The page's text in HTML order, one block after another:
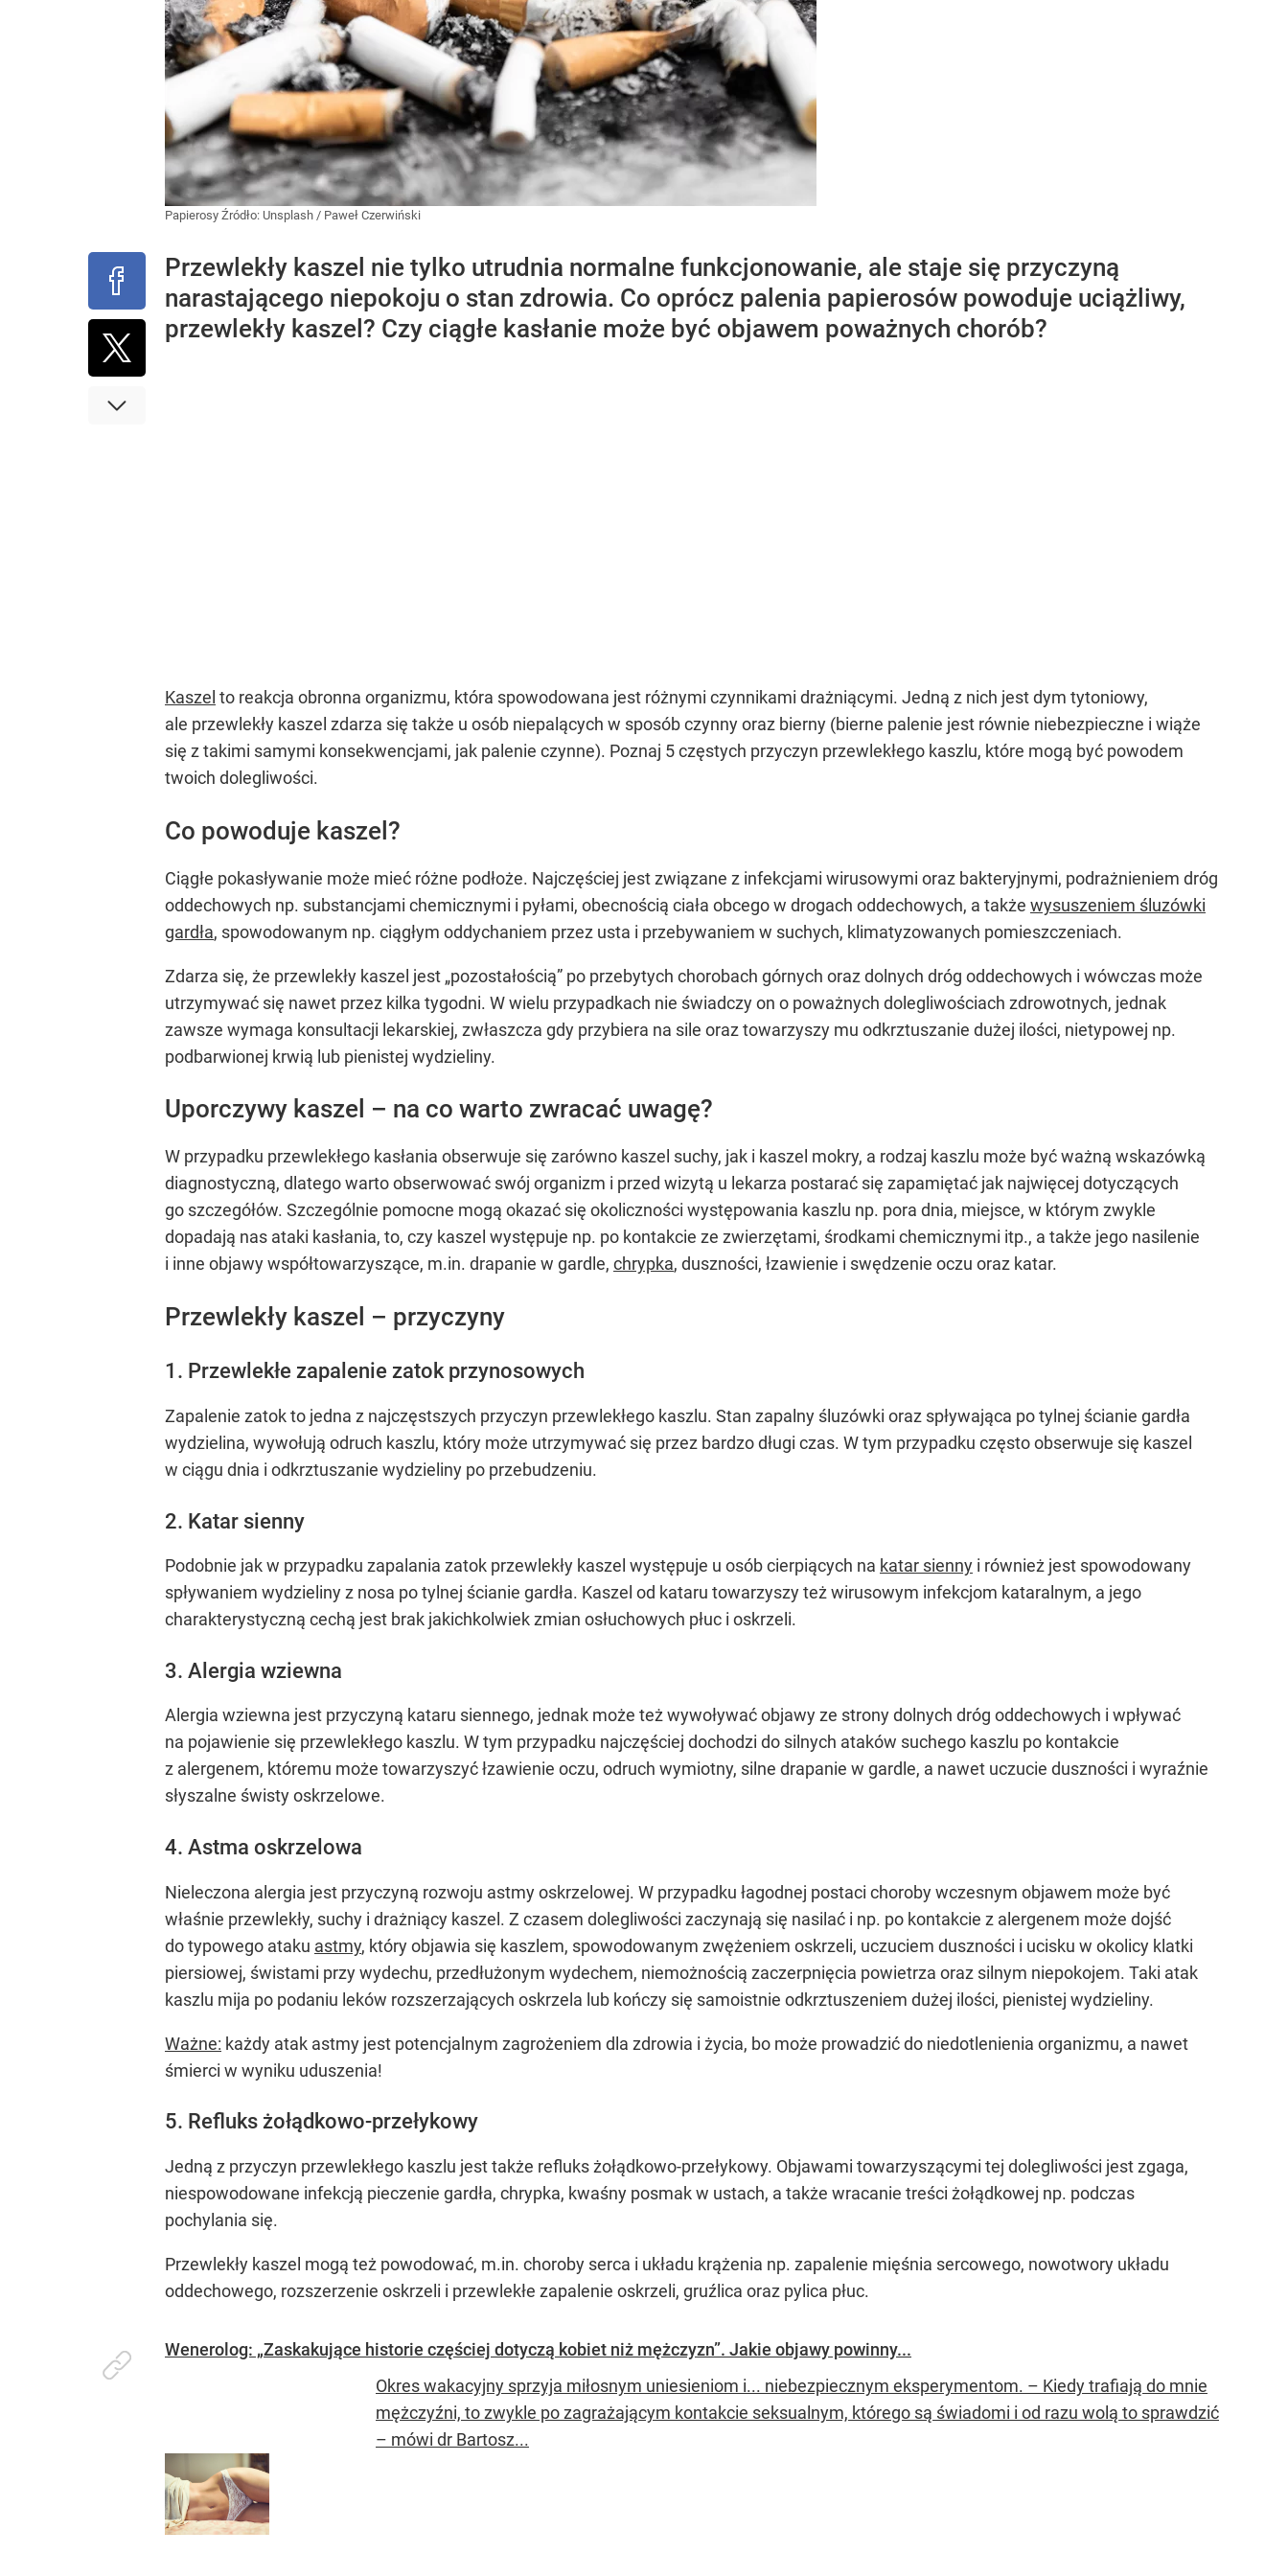
Papierosy Źródło: Unsplash / Paweł Czerwiński
Przewlekły kaszel nie tylko utrudnia normalne funkcjonowanie, ale staje się przyczyną
narastającego niepokoju o stan zdrowia. Co oprócz palenia papierosów powoduje uciążliwy,
przewlekły kaszel? Czy ciągłe kasłanie może być objawem poważnych chorób?
Kaszel to reakcja obronna organizmu, która spowodowana jest różnymi czynnikami drażniącymi. Jedną z nich jest dym tytoniowy,
ale przewlekły kaszel zdarza się także u osób niepalących w sposób czynny oraz bierny (bierne palenie jest równie niebezpieczne i wiąże
się z takimi samymi konsekwencjami, jak palenie czynne). Poznaj 5 częstych przyczyn przewlekłego kaszlu, które mogą być powodem
twoich dolegliwości.
Co powoduje kaszel?
Ciągłe pokasływanie może mieć różne podłoże. Najczęściej jest związane z infekcjami wirusowymi oraz bakteryjnymi, podrażnieniem dróg
oddechowych np. substancjami chemicznymi i pyłami, obecnością ciała obcego w drogach oddechowych, a także wysuszeniem śluzówki
gardła, spowodowanym np. ciągłym oddychaniem przez usta i przebywaniem w suchych, klimatyzowanych pomieszczeniach.
Zdarza się, że przewlekły kaszel jest „pozostałością” po przebytych chorobach górnych oraz dolnych dróg oddechowych i wówczas może
utrzymywać się nawet przez kilka tygodni. W wielu przypadkach nie świadczy on o poważnych dolegliwościach zdrowotnych, jednak
zawsze wymaga konsultacji lekarskiej, zwłaszcza gdy przybiera na sile oraz towarzyszy mu odkrztuszanie dużej ilości, nietypowej np.
podbarwionej krwią lub pienistej wydzieliny.
Uporczywy kaszel – na co warto zwracać uwagę?
W przypadku przewlekłego kasłania obserwuje się zarówno kaszel suchy, jak i kaszel mokry, a rodzaj kaszlu może być ważną wskazówką
diagnostyczną, dlatego warto obserwować swój organizm i przed wizytą u lekarza postarać się zapamiętać jak najwięcej dotyczących
go szczegółów. Szczególnie pomocne mogą okazać się okoliczności występowania kaszlu np. pora dnia, miejsce, w którym zwykle
dopadają nas ataki kasłania, to, czy kaszel występuje np. po kontakcie ze zwierzętami, środkami chemicznymi itp., a także jego nasilenie
i inne objawy współtowarzyszące, m.in. drapanie w gardle, chrypka, duszności, łzawienie i swędzenie oczu oraz katar.
Przewlekły kaszel – przyczyny
1. Przewlekłe zapalenie zatok przynosowych
Zapalenie zatok to jedna z najczęstszych przyczyn przewlekłego kaszlu. Stan zapalny śluzówki oraz spływająca po tylnej ścianie gardła
wydzielina, wywołują odruch kaszlu, który może utrzymywać się przez bardzo długi czas. W tym przypadku często obserwuje się kaszel
w ciągu dnia i odkrztuszanie wydzieliny po przebudzeniu.
2. Katar sienny
Podobnie jak w przypadku zapalania zatok przewlekły kaszel występuje u osób cierpiących na katar sienny i również jest spowodowany
spływaniem wydzieliny z nosa po tylnej ścianie gardła. Kaszel od kataru towarzyszy też wirusowym infekcjom kataralnym, a jego
charakterystyczną cechą jest brak jakichkolwiek zmian osłuchowych płuc i oskrzeli.
3. Alergia wziewna
Alergia wziewna jest przyczyną kataru siennego, jednak może też wywoływać objawy ze strony dolnych dróg oddechowych i wpływać
na pojawienie się przewlekłego kaszlu. W tym przypadku najczęściej dochodzi do silnych ataków suchego kaszlu po kontakcie
z alergenem, któremu może towarzyszyć łzawienie oczu, odruch wymiotny, silne drapanie w gardle, a nawet uczucie duszności i wyraźnie
słyszalne świsty oskrzelowe.
4. Astma oskrzelowa
Nieleczona alergia jest przyczyną rozwoju astmy oskrzelowej. W przypadku łagodnej postaci choroby wczesnym objawem może być
właśnie przewlekły, suchy i drażniący kaszel. Z czasem dolegliwości zaczynają się nasilać i np. po kontakcie z alergenem może dojść
do typowego ataku astmy, który objawia się kaszlem, spowodowanym zwężeniem oskrzeli, uczuciem duszności i ucisku w okolicy klatki
piersiowej, świstami przy wydechu, przedłużonym wydechem, niemożnością zaczerpnięcia powietrza oraz silnym niepokojem. Taki atak
kaszlu mija po podaniu leków rozszerzających oskrzela lub kończy się samoistnie odkrztuszeniem dużej ilości, pienistej wydzieliny.
Ważne: każdy atak astmy jest potencjalnym zagrożeniem dla zdrowia i życia, bo może prowadzić do niedotlenienia organizmu, a nawet
śmierci w wyniku uduszenia!
5. Refluks żołądkowo-przełykowy
Jedną z przyczyn przewlekłego kaszlu jest także refluks żołądkowo-przełykowy. Objawami towarzyszącymi tej dolegliwości jest zgaga,
niespowodowane infekcją pieczenie gardła, chrypka, kwaśny posmak w ustach, a także wracanie treści żołądkowej np. podczas
pochylania się.
Przewlekły kaszel mogą też powodować, m.in. choroby serca i układu krążenia np. zapalenie mięśnia sercowego, nowotwory układu
oddechowego, rozszerzenie oskrzeli i przewlekłe zapalenie oskrzeli, gruźlica oraz pylica płuc.
Wenerolog: „Zaskakujące historie częściej dotyczą kobiet niż mężczyzn”. Jakie objawy powinny...
Okres wakacyjny sprzyja miłosnym uniesieniom i... niebezpiecznym eksperymentom. – Kiedy trafiają do mnie
mężczyźni, to zwykle po zagrażającym kontakcie seksualnym, którego są świadomi i od razu wolą to sprawdzić
– mówi dr Bartosz...